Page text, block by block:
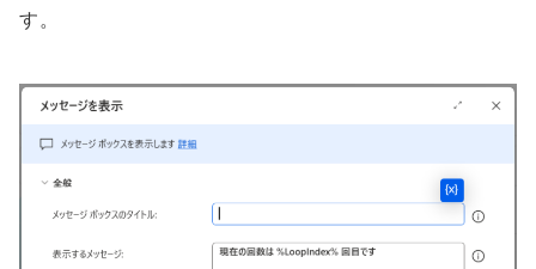
す。